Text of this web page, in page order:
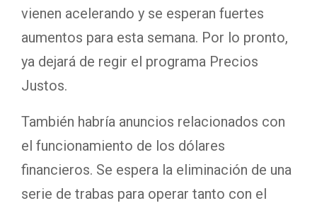
vienen acelerando y se esperan fuertes
aumentos para esta semana. Por lo pronto,
ya dejará de regir el programa Precios
Justos.
También habría anuncios relacionados con
el funcionamiento de los dólares
financieros. Se espera la eliminación de una
serie de trabas para operar tanto con el